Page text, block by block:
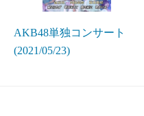
AKB48単独コンサート
(2021/05/23)